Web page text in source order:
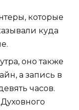
которые
куда
оно также
а запись в
часов.